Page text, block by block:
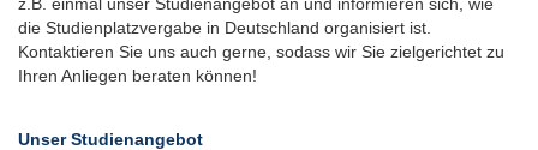
die Studienplatzvergabe in Deutschland organisiert ist.
Kontaktieren Sie uns auch gerne, sodass wir Sie zielgerichtet zu
Ihren Anliegen beraten können!
Unser Studienangebot